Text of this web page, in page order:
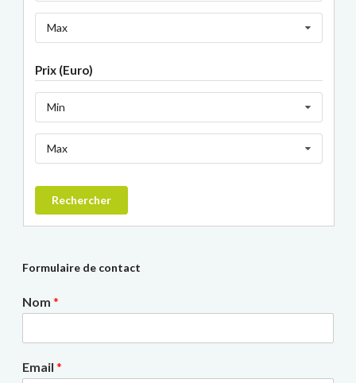
Max
Prix (Euro)
Min
Max
Rechercher
Formulaire de contact
Nom *
Email *